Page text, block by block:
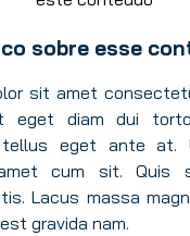
sobre esse
sit amet
eget diam dui
tellus eget ante at.
cum sit. Quis
Lacus massa
gravida nam.